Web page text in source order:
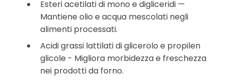
Esteri acetilati di mono e digliceridi —
Mantiene olio e acqua mescolati negli
alimenti processati.
Acidi grassi lattilati di glicerolo e propilen
glicole - Migliora morbidezza e freschezza
nei prodotti da forno.